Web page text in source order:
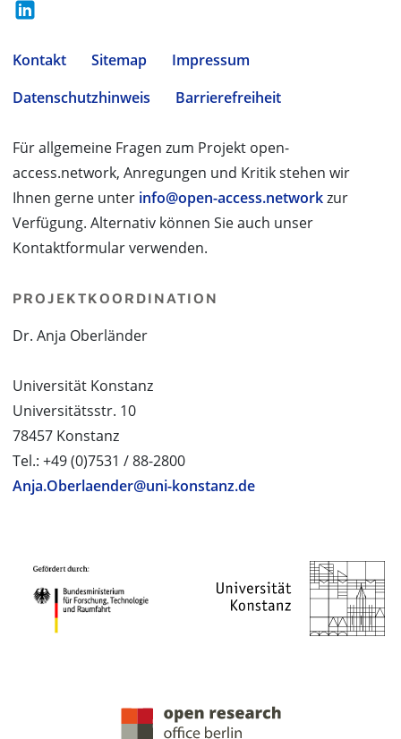
Kontakt Sitemap
Impressum
Datenschutzhinweis
Barrierefreiheit
Für allgemeine Fragen zum Projekt open-
access.network, Anregungen und Kritik stehen wir
Ihnen gerne unter info@open-access.networkzur
Verfügung. Alternativ können Sie auch unser
Kontaktformular verwenden.
PROJEKTKOORDINATION
Dr. Anja Oberländer
Universität Konstanz
Universitätsstr. 10
78457 Konstanz
Tel.: +49 (0)7531 / 88-2800
Anja.Oberlaender@uni-konstanz.de